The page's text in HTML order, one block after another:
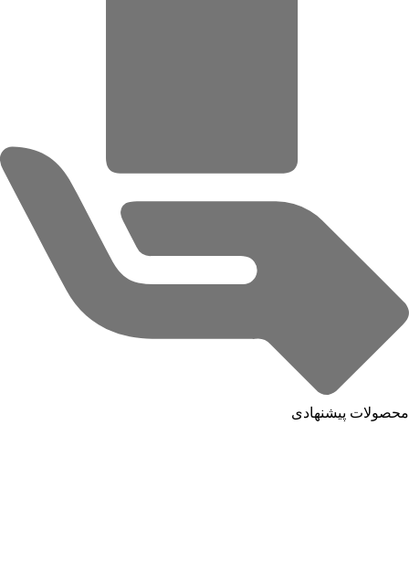
محصولات پیشنهادی